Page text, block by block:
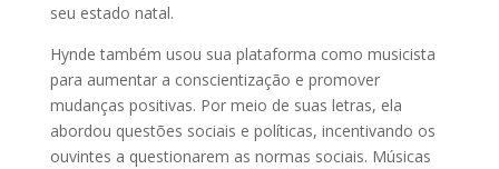
seu estado natal.
Hynde também usou sua plataforma como musicista
para aumentar a conscientização e promover
mudanças positivas. Por meio de suas letras, ela
abordou questões sociais e políticas, incentivando os
ouvintes a questionarem as normas sociais. Músicas